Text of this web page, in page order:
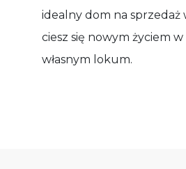
idealny dom na sprzedaż
ciesz się nowym życiem w
własnym lokum.